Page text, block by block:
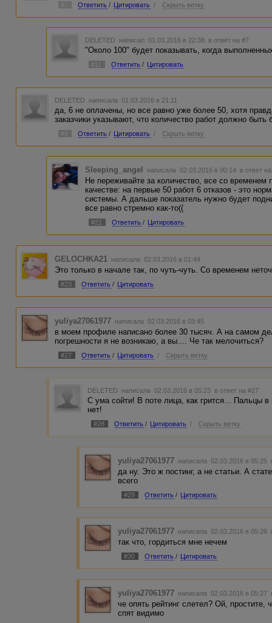
Ответить / Цитировать / Скрыть ветку
DELETED написал 01.03.2016 в 22:38 в ответ на #7
"Около 100" будет показывать, когда
#11 Ответить / Цитировать
DELETED написала 01.03.2016 в 21:11
да, 6 не оплачены, но все равно уже более 50, хотя
заказчики указывают, что количество работ должно
#9 Ответить / Цитировать / Скрыть ветку
Sleeping_angel написала 02.03.2016 в 00:14 в ответ
Не переживайте за количество, все со
качестве: на первые 50 работ 6 отказов - это
системы. А дальше показатель нужно будет
все равно стремно как-то((
#21 Ответить / Цитировать
GELOCHKA21 написала 02.03.2016 в 01:44
Это только в начале так, по чуть-чуть. Со временем
#23 Ответить / Цитировать
yuliya27061977 написала 02.03.2016 в 03:45
в моем профиле написано более 30 тысяч. А на самом
погрешности я не возникаю, а вы.... Че так мелочиться?
#27 Ответить / Цитировать / Скрыть ветку
DELETED написала 02.03.2016 в 05:23 в ответ на #27
С ума сойти! В поте лица, как грится... Пальцы
нет!
#28 Ответить / Цитировать / Скрыть ветку
yuliya27061977 написала 02.03.2016 в 05:25
да ну. Это ж постинг, а не статьи. А
всего
#29 Ответить / Цитировать
yuliya27061977 написала 02.03.2016 в 05:26
так что, гордиться мне нечем
#30 Ответить / Цитировать
yuliya27061977 написала 02.03.2016 в 05:27
че опять рейтинг слетел? Ой, простите,
спят видимо